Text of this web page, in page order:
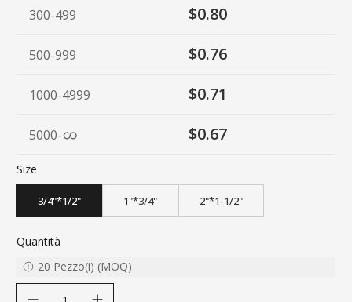
300-499 $0.80
500-999 $0.76
1000-4999 $0.71
5000- $0.67
Size
3/4"*1/2" 1"*3/4" 2"*1-1/2"
Quantità
20 Pezzo(i) (MOQ)